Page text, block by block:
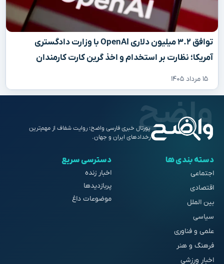
توافق ۳.۲ میلیون دلاری OpenAI با وزارت دادگستری
آمریکا؛ نظارت بر استخدام و اخذ گرین کارت کارمندان
۱۵ مرداد ۱۴۰۵
پورتال خبری فارسی واضح؛ روایت شفاف از مهم‌ترین
رخدادهای ایران و جهان.
دسته بندی ها
اجتماعی
اقتصادی
بین الملل
سیاسی
علمی و فناوری
فرهنگ و هنر
اخبار ورزشی
دسترسی سریع
اخبار زنده
پربازدیدها
موضوعات داغ